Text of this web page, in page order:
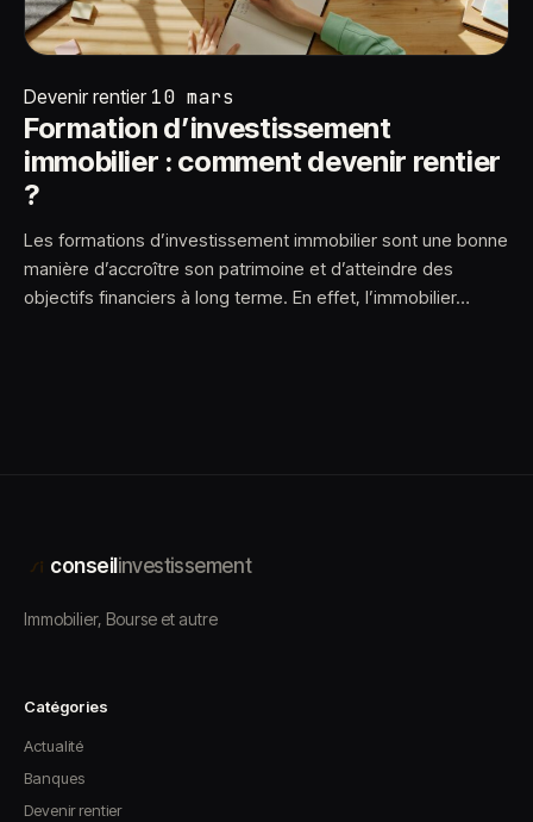
Devenir rentier 10 mars
Formation d’investissement
immobilier : comment devenir rentier
?
Les formations d’investissement immobilier sont une bonne
manière d’accroître son patrimoine et d’atteindre des
objectifs financiers à long terme. En effet, l’immobilier…
conseil investissement
Immobilier, Bourse et autre
Catégories
Actualité
Banques
Devenir rentier